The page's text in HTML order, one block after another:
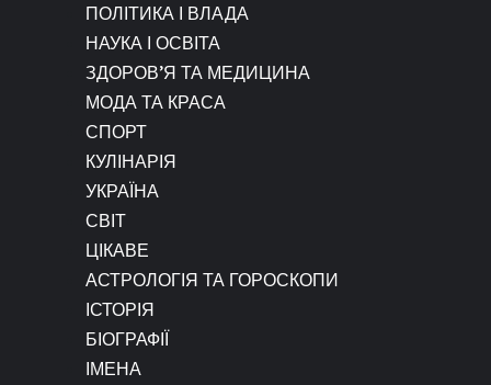
ПОЛІТИКА І ВЛАДА
НАУКА І ОСВІТА
ЗДОРОВ’Я ТА МЕДИЦИНА
МОДА ТА КРАСА
СПОРТ
КУЛІНАРІЯ
УКРАЇНА
СВІТ
ЦІКАВЕ
АСТРОЛОГІЯ ТА ГОРОСКОПИ
ІСТОРІЯ
БІОГРАФІЇ
ІМЕНА